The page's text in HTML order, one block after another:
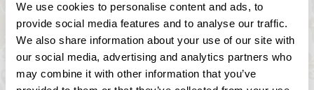
We use cookies to personalise content and ads, to
provide social media features and to analyse our traffic.
We also share information about your use of our site with
our social media, advertising and analytics partners who
may combine it with other information that you’ve
Senior
27.00